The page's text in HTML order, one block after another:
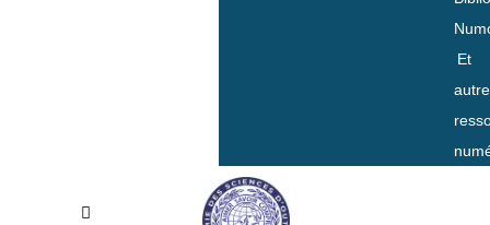
Et